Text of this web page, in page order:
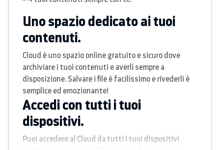
Uno spazio dedicato ai tuoi
contenuti.
Cloud è uno spazio online gratuito e sicuro dove
archiviare i tuoi contenuti e averli sempre a
disposizione. Salvare i file è facilissimo e rivederli è
semplice ed emozionante!
Accedi con tutti i tuoi
dispositivi.
Puoi accedere al Cloud da tutti i tuoi dispositivi